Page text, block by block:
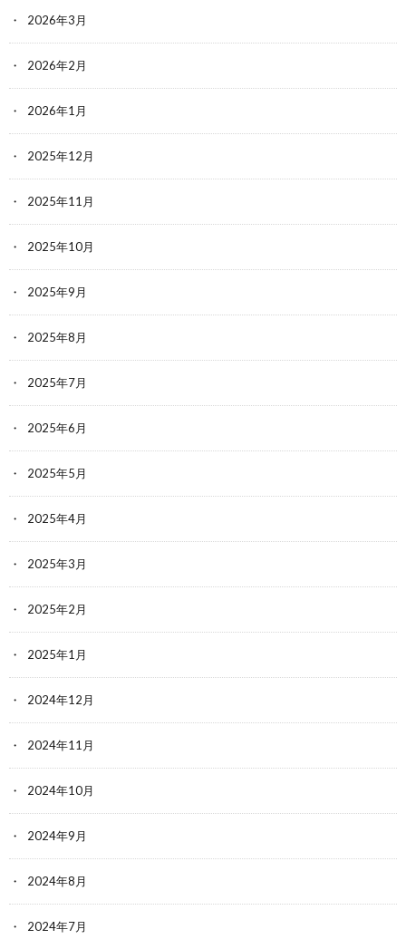
2026年3月
2026年2月
2026年1月
2025年12月
2025年11月
2025年10月
2025年9月
2025年8月
2025年7月
2025年6月
2025年5月
2025年4月
2025年3月
2025年2月
2025年1月
2024年12月
2024年11月
2024年10月
2024年9月
2024年8月
2024年7月